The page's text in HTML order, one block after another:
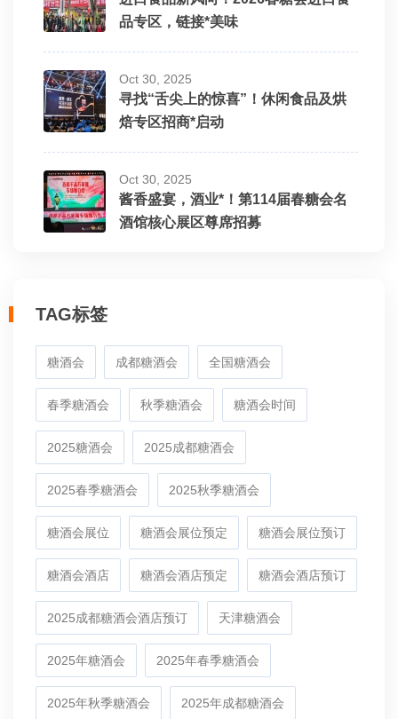
品专区，链接*美味
Oct 30, 2025
寻找“舌尖上的惊喜”！休闲食品及烘
焙专区招商*启动
Oct 30, 2025
酱香盛宴，酒业*！第114届春糖会名
酒馆核心展区尊席招募
TAG标签
糖酒会 成都糖酒会 全国糖酒会
春季糖酒会 秋季糖酒会 糖酒会时间
2025糖酒会 2025成都糖酒会
2025春季糖酒会 2025秋季糖酒会
糖酒会展位 糖酒会展位预定 糖酒会展位预订
糖酒会酒店 糖酒会酒店预定 糖酒会酒店预订
2025成都糖酒会酒店预订 天津糖酒会
2025年糖酒会 2025年春季糖酒会
2025年秋季糖酒会 2025年成都糖酒会